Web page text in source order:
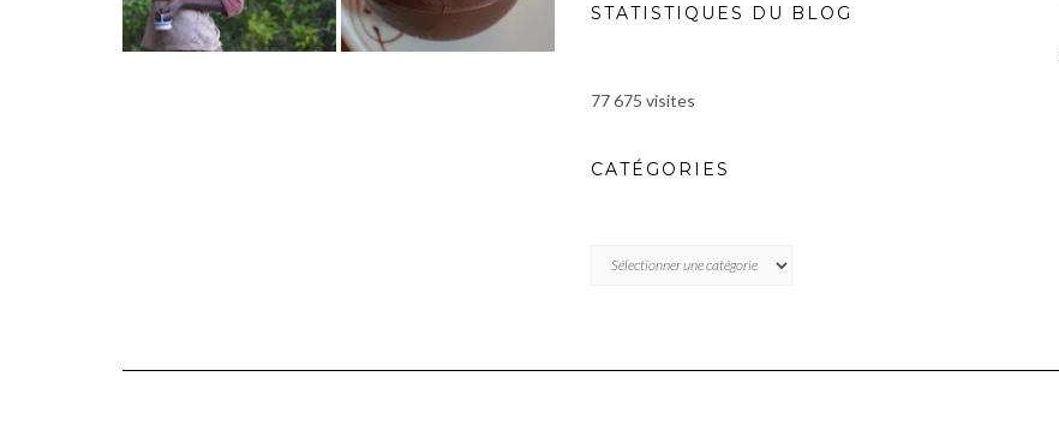
STATISTIQUES DU BLOG
77 675 visites
CATÉGORIES